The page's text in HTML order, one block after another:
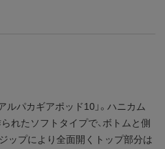
パカギアポッド10」。ハニカム
れたソフトタイプで、ボトムと側
ップにより全面開くトップ部分は